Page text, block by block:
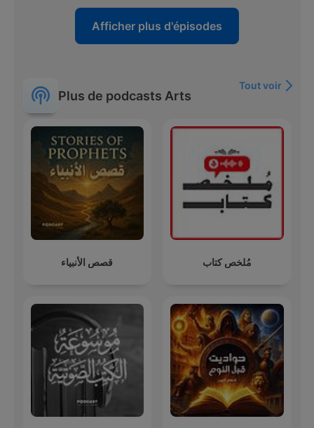
Afficher plus d'épisodes
Plus de podcasts Arts
Tout voir
قصص الأنبياء مُلخص كتاب